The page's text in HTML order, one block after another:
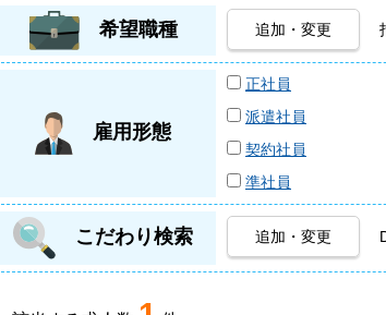
希望職種 追加・変更
雇用形態
正社員
派遣社員
契約社員
準社員
こだわり検索 追加・変更